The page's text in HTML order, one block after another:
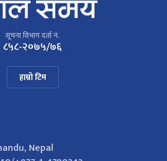
सूचना विभाग दर्ता नं.
८५८-२०७५/७६
हाम्रो टिम
Nepal